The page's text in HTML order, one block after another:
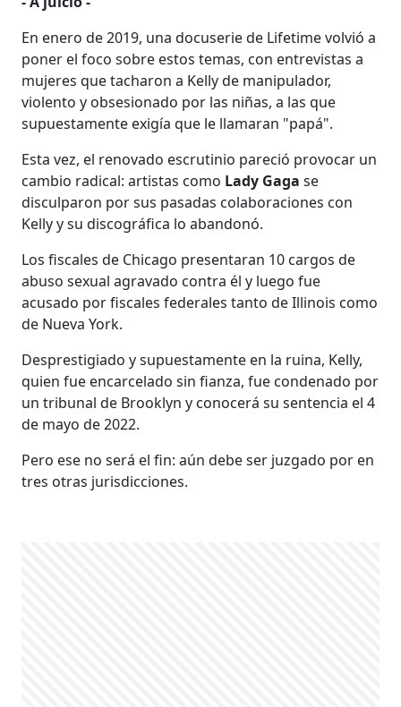
En enero de 2019, una docuserie de Lifetime volvió a
poner el foco sobre estos temas, con entrevistas a
mujeres que tacharon a Kelly de manipulador,
violento y obsesionado por las niñas, a las que
supuestamente exigía que le llamaran "papá".
Esta vez, el renovado escrutinio pareció provocar un
cambio radical: artistas como Lady Gagase
disculparon por sus pasadas colaboraciones con
Kelly y su discográfica lo abandonó.
Los fiscales de Chicago presentaran 10 cargos de
abuso sexual agravado contra él y luego fue
acusado por fiscales federales tanto de Illinois como
de Nueva York.
Desprestigiado y supuestamente en la ruina, Kelly,
quien fue encarcelado sin fianza, fue condenado por
un tribunal de Brooklyn y conocerá su sentencia el 4
de mayo de 2022.
Pero ese no será el fin: aún debe ser juzgado por en
tres otras jurisdicciones.